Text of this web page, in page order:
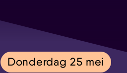
Donderdag 25 mei